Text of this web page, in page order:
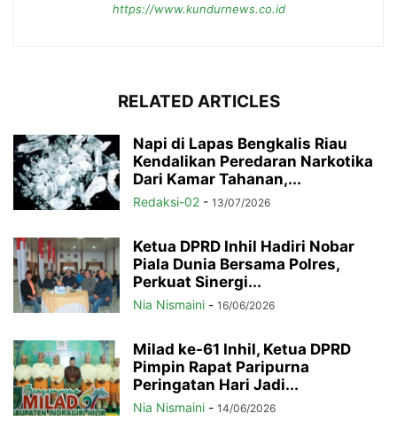
https://www.kundurnews.co.id
RELATED ARTICLES
Napi di Lapas Bengkalis Riau
Kendalikan Peredaran Narkotika
Dari Kamar Tahanan,...
Redaksi-02 - 13/07/2026
Ketua DPRD Inhil Hadiri Nobar
Piala Dunia Bersama Polres,
Perkuat Sinergi...
Nia Nismaini - 16/06/2026
Milad ke-61 Inhil, Ketua DPRD
Pimpin Rapat Paripurna
Peringatan Hari Jadi...
Nia Nismaini - 14/06/2026